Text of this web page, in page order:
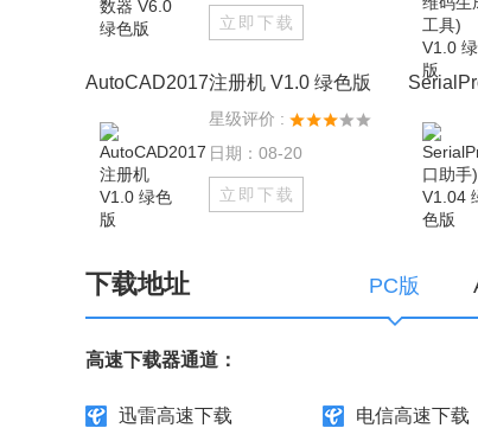
立即下载
AutoCAD2017注册机 V1.0 绿色版
星级评价 :
日期：08-20
立即下载
下载地址 PC版
高速下载器通道：
迅雷高速下载 电信高速下载